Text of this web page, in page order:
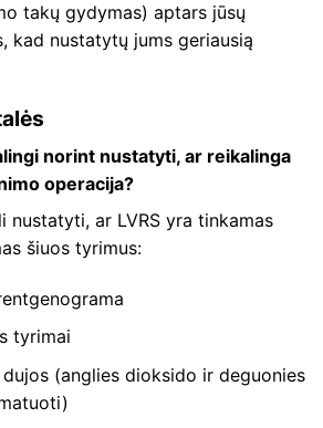
takų gydymas) aptars jūsų
kad nustatytų jums geriausią
norint nustatyti, ar reikalinga
operacija?
nustatyti, ar LVRS yra tinkamas
šiuos tyrimus:
tyrimai
(anglies dioksido ir deguonies